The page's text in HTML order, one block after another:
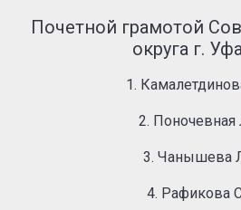
Почетной грамотой
округа г.
1.
2. Поночевная
3. Чанышева
4. Рафикова